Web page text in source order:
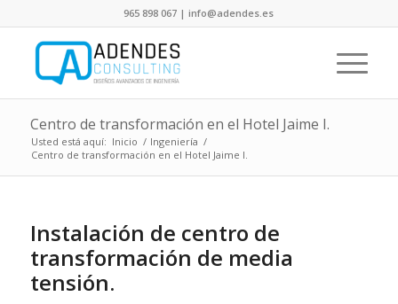
965 898 067 | info@adendes.es
Centro de transformación en el Hotel Jaime I.
Usted está aquí: Inicio / Ingeniería /
Centro de transformación en el Hotel Jaime I.
Instalación de centro de
transformación de media
tensión.